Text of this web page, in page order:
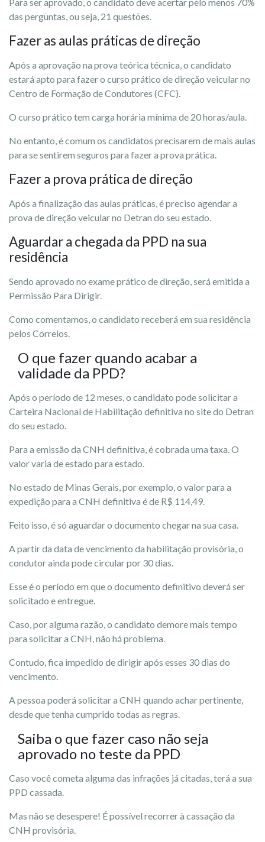
das perguntas, ou seja, 21 questões.
Fazer as aulas práticas de direção
Após a aprovação na prova teórica técnica, o candidato
estará apto para fazer o curso prático de direção veicular no
Centro de Formação de Condutores (CFC).
O curso prático tem carga horária mínima de 20 horas/aula.
No entanto, é comum os candidatos precisarem de mais aulas
para se sentirem seguros para fazer a prova prática.
Fazer a prova prática de direção
Após a finalização das aulas práticas, é preciso agendar a
prova de direção veicular no Detran do seu estado.
Aguardar a chegada da PPD na sua
residência
Sendo aprovado no exame prático de direção, será emitida a
Permissão Para Dirigir.
Como comentamos, o candidato receberá em sua residência
pelos Correios.
O que fazer quando acabar a
validade da PPD?
Após o período de 12 meses, o candidato pode solicitar a
Carteira Nacional de Habilitação definitiva no site do Detran
do seu estado.
Para a emissão da CNH definitiva, é cobrada uma taxa. O
valor varia de estado para estado.
No estado de Minas Gerais, por exemplo, o valor para a
expedição para a CNH definitiva é de R$ 114,49.
Feito isso, é só aguardar o documento chegar na sua casa.
A partir da data de vencimento da habilitação provisória, o
condutor ainda pode circular por 30 dias.
Esse é o período em que o documento definitivo deverá ser
solicitado e entregue.
Caso, por alguma razão, o candidato demore mais tempo
para solicitar a CNH, não há problema.
Contudo, fica impedido de dirigir após esses 30 dias do
vencimento.
A pessoa poderá solicitar a CNH quando achar pertinente,
desde que tenha cumprido todas as regras.
Saiba o que fazer caso não seja
aprovado no teste da PPD
Caso você cometa alguma das infrações já citadas, terá a sua
PPD cassada.
Mas não se desespere! É possível recorrer à cassação da
CNH provisória.